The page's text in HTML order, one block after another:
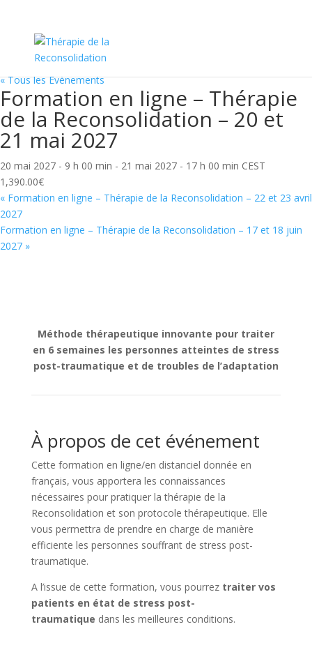
« Tous les Évènements
Formation en ligne – Thérapie
de la Reconsolidation – 20 et
21 mai 2027
20 mai 2027 - 9 h 00 min - 21 mai 2027 - 17 h 00 min CEST
1,390.00€
« Formation en ligne – Thérapie de la Reconsolidation – 22 et 23 avril
2027
Formation en ligne – Thérapie de la Reconsolidation – 17 et 18 juin
2027 »
Méthode thérapeutique innovante pour traiter
en 6 semaines les personnes atteintes de stress
post-traumatique et de troubles de l’adaptation
À propos de cet événement
Cette formation en ligne/en distanciel donnée en
français, vous apportera les connaissances
nécessaires pour pratiquer la thérapie de la
Reconsolidation et son protocole thérapeutique. Elle
vous permettra de prendre en charge de manière
efficiente les personnes souffrant de stress post-
traumatique.
A l’issue de cette formation, vous pourrez traiter vos
patients en état de stress post-
traumatique dans les meilleures conditions.